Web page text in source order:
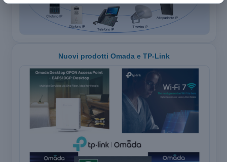
Nuovi prodotti Omada e TP-Link